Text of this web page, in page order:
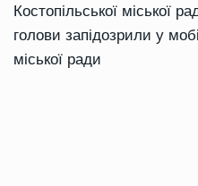
Костопільської міської
голови запідозрили у
міської ради